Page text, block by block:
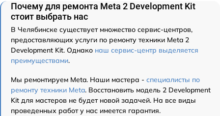
Почему для ремонта Meta 2 Development Kit
стоит выбрать нас
В Челябинске существует множество сервис-центров,
предоставляющих услуги по ремонту техники Meta 2
Development Kit. Однако наш сервис-центр выделяется
преимуществами.
Мы ремонтируем Meta. Наши мастера - специалисты по
ремонту техники Meta. Восстановить модель 2 Development
Kit для мастеров не будет новой задачей. На все виды
проведенных работ у нас имеется гарантия.